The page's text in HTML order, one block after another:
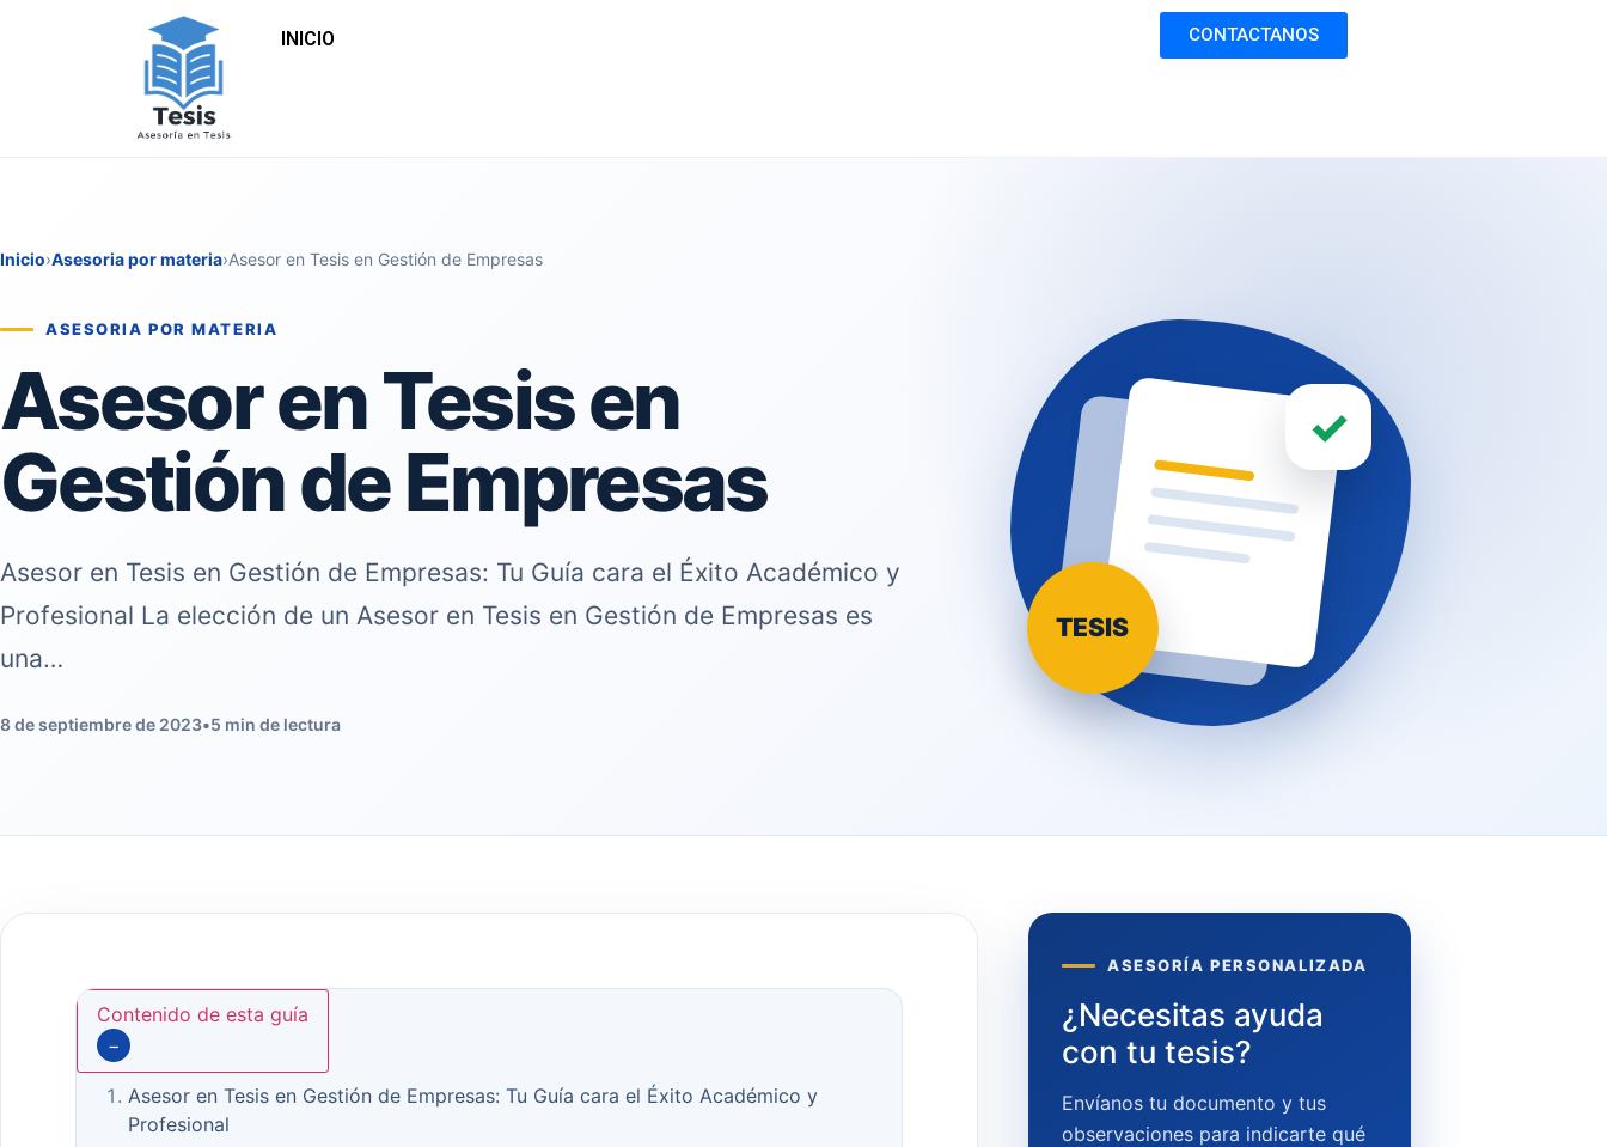
INICIO CONTACTANOS
Inicio›Asesoria por materia›Asesor en Tesis en Gestión de Empresas
ASESORIA POR MATERIA
Asesor en Tesis en
Gestión de Empresas
Asesor en Tesis en Gestión de Empresas: Tu Guía cara el Éxito Académico y
Profesional La elección de un Asesor en Tesis en Gestión de Empresas es
una…
8 de septiembre de 2023•5 min de lectura
✓
TESIS
Contenido de esta guía
−
Asesor en Tesis en Gestión de Empresas: Tu Guía cara el Éxito Académico y
Profesional
ASESORÍA PERSONALIZADA
¿Necesitas ayuda
con tu tesis?
Envíanos tu documento y tus
observaciones para indicarte qué